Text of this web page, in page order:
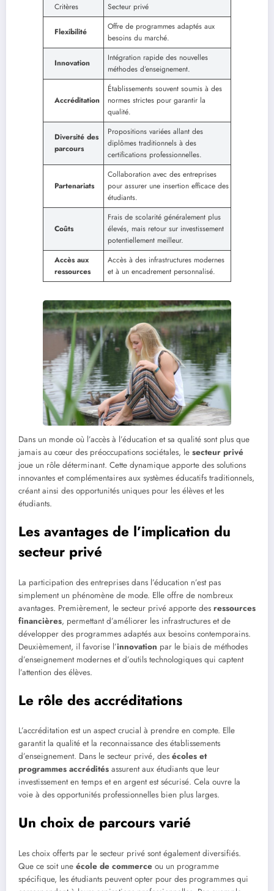
Critères Secteur privé
Flexibilité
Offre de programmes adaptés aux
besoins du marché.
Innovation
Intégration rapide des nouvelles
méthodes d’enseignement.
Accréditation
Établissements souvent soumis à des
normes strictes pour garantir la
qualité.
Diversité des
parcours
Propositions variées allant des
diplômes traditionnels à des
certifications professionnelles.
Partenariats
Collaboration avec des entreprises
pour assurer une insertion efficace des
étudiants.
Coûts
Frais de scolarité généralement plus
élevés, mais retour sur investissement
potentiellement meilleur.
Accès aux
ressources
Accès à des infrastructures modernes
et à un encadrement personnalisé.
Dans un monde où l’accès à l’éducation et sa qualité sont plus que
jamais au cœur des préoccupations sociétales, le secteur privé
joue un rôle déterminant. Cette dynamique apporte des solutions
innovantes et complémentaires aux systèmes éducatifs traditionnels,
créant ainsi des opportunités uniques pour les élèves et les
étudiants.
Les avantages de l’implication du
secteur privé
La participation des entreprises dans l’éducation n’est pas
simplement un phénomène de mode. Elle offre de nombreux
avantages. Premièrement, le secteur privé apporte des ressources
financières, permettant d’améliorer les infrastructures et de
développer des programmes adaptés aux besoins contemporains.
Deuxièmement, il favorise l’innovation par le biais de méthodes
d’enseignement modernes et d’outils technologiques qui captent
l’attention des élèves.
Le rôle des accréditations
L’accréditation est un aspect crucial à prendre en compte. Elle
garantit la qualité et la reconnaissance des établissements
d’enseignement. Dans le secteur privé, des écoles et
programmes accrédités assurent aux étudiants que leur
investissement en temps et en argent est sécurisé. Cela ouvre la
voie à des opportunités professionnelles bien plus larges.
Un choix de parcours varié
Les choix offerts par le secteur privé sont également diversifiés.
Que ce soit une école de commerce ou un programme
spécifique, les étudiants peuvent opter pour des programmes qui